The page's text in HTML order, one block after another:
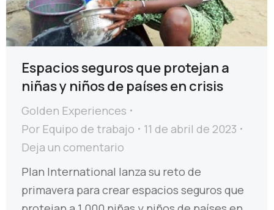
Espacios seguros que protejan a
niñas y niños de países en crisis
Golden Experiences
Por Equipo de trabajo
11 de abril de 2023
Deja un comentario
Plan International lanza su reto de
primavera para crear espacios seguros que